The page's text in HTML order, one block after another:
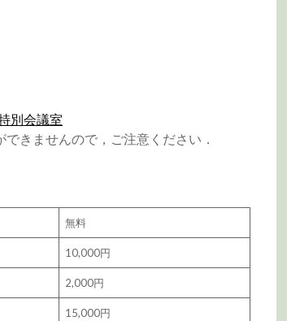
別会議室
きませんので，ご注意ください．
無料
10,000円
2,000円
15,000円